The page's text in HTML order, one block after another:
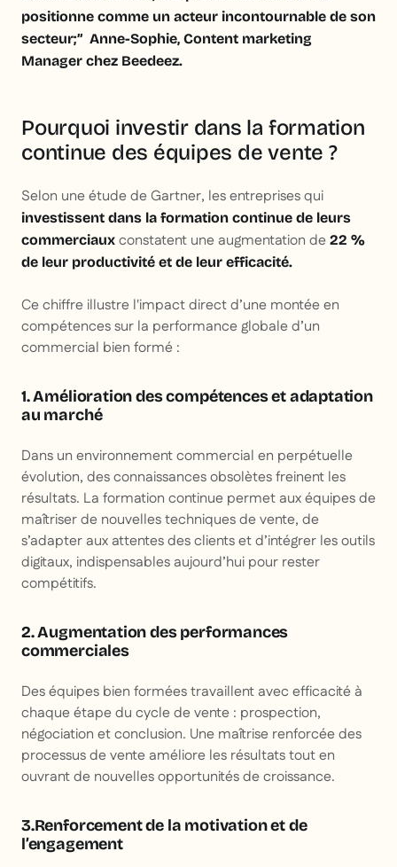
positionne comme un acteur incontournable de son
secteur;” Anne-Sophie, Content marketing
Manager chez Beedeez.
Pourquoi investir dans la formation
continue des équipes de vente ?
Selon une étude de Gartner, les entreprises qui
investissent dans la formation continue de leurs
commerciaux constatent une augmentation de 22 %
de leur productivité et de leur efficacité.
Ce chiffre illustre l'impact direct d’une montée en
compétences sur la performance globale d’un
commercial bien formé :
1. Amélioration des compétences et adaptation
au marché
Dans un environnement commercial en perpétuelle
évolution, des connaissances obsolètes freinent les
résultats. La formation continue permet aux équipes de
maîtriser de nouvelles techniques de vente, de
s’adapter aux attentes des clients et d’intégrer les outils
digitaux, indispensables aujourd’hui pour rester
compétitifs.
2. Augmentation des performances
commerciales
Des équipes bien formées travaillent avec efficacité à
chaque étape du cycle de vente : prospection,
négociation et conclusion. Une maîtrise renforcée des
processus de vente améliore les résultats tout en
ouvrant de nouvelles opportunités de croissance.
3.Renforcement de la motivation et de
l’engagement